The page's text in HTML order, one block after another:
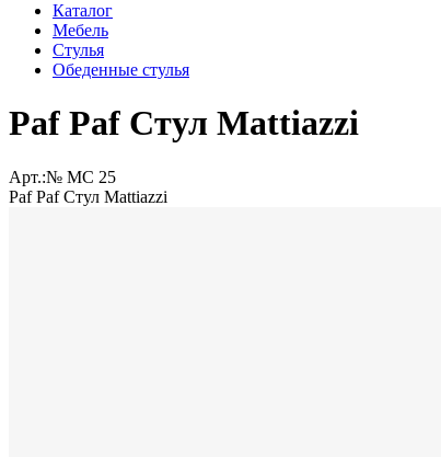
Каталог
Мебель
Стулья
Обеденные стулья
Paf Paf Стул Mattiazzi
Арт.:№ MC 25
Paf Paf Стул Mattiazzi